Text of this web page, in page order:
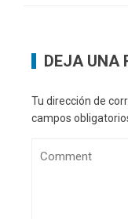
DEJA UNA
Tu dirección de
campos